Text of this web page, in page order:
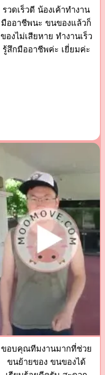
รวดเร็วดี น้องเค้าทำงาน
มืออาชีพนะ ขนของแล้วก็
ของไม่เสียหาย ทำงานเร็ว
รู้สึกมืออาชีพค่ะ เยี่ยมค่ะ
ขอบคุณทีมงานมากที่ช่วย
ขนย้ายของ ขนของได้